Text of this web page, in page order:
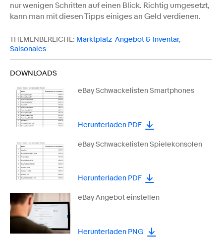
nur wenigen Schritten auf einen Blick. Richtig umgesetzt,
kann man mit diesen Tipps einiges an Geld verdienen.
THEMENBEREICHE: Marktplatz-Angebot & Inventar,
Saisonales
DOWNLOADS
eBay Schwackelisten Smartphones
Herunterladen PDF
eBay Schwackelisten Spielekonsolen
Herunterladen PDF
eBay Angebot einstellen
Herunterladen PNG